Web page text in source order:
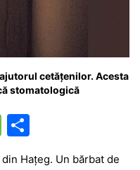
cetățenilor. Acesta
stomatologică
M
Hațeg. Un bărbat de